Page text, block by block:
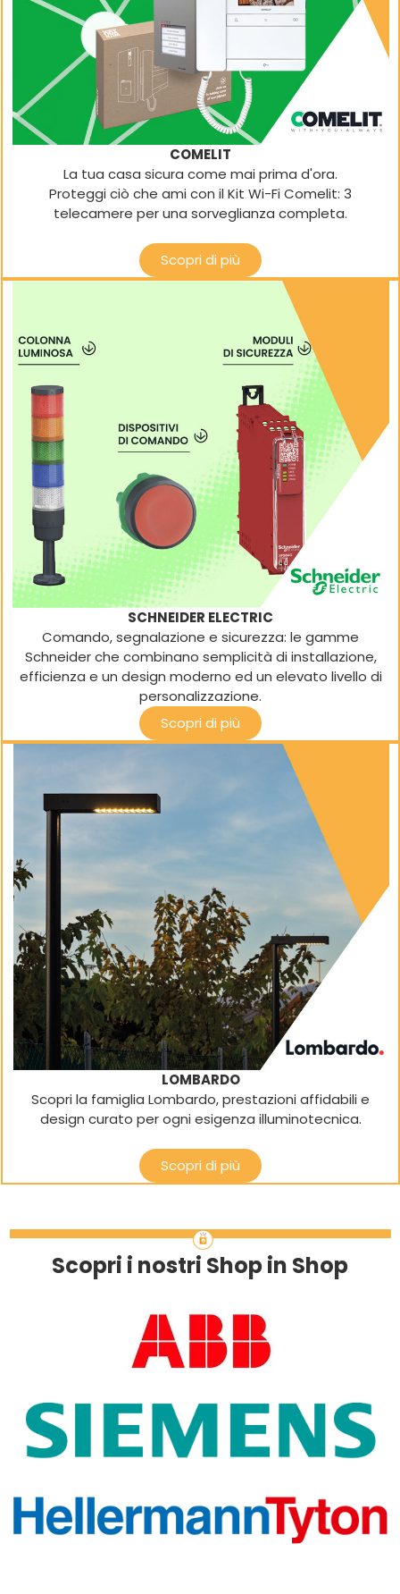
COMELIT
La tua casa sicura come mai prima d'ora.
Proteggi ciò che ami con il Kit Wi-Fi Comelit: 3
telecamere per una sorveglianza completa.
Scopri di più
SCHNEIDER ELECTRIC
Comando, segnalazione e sicurezza: le gamme
Schneider che combinano semplicità di installazione,
efficienza e un design moderno ed un elevato livello di
personalizzazione.
Scopri di più
LOMBARDO
Scopri la famiglia Lombardo, prestazioni affidabili e
design curato per ogni esigenza illuminotecnica.
Scopri di più
Scopri i nostri Shop in Shop